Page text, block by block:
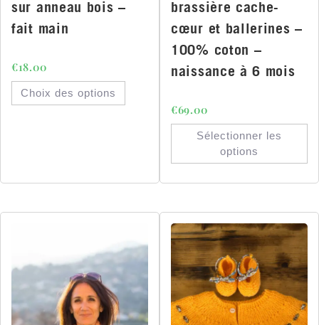
sur anneau bois –
fait main
€18.00
Choix des options
brassière cache-
cœur et ballerines –
100% coton –
naissance à 6 mois
€69.00
Sélectionner les
options